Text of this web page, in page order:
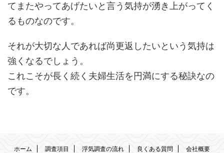
てまたやってあげたいと言う気持が湧き上がってく
るものなのです。
それが大切な人であれば尚更返したいという気持は
強くなるでしょう。
これこそが長く続く夫婦生活を円満にする秘訣なの
です。
ホーム 調査項目 浮気調査の流れ 良くある質問 会社概要